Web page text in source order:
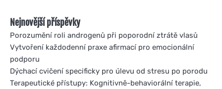
Nejnovější příspěvky
Porozumění roli androgenů při poporodní ztrátě vlasů
Vytvoření každodenní praxe afirmací pro emocionální
podporu
Dýchací cvičení specificky pro úlevu od stresu po porodu
Terapeutické přístupy: Kognitivně-behaviorální terapie,